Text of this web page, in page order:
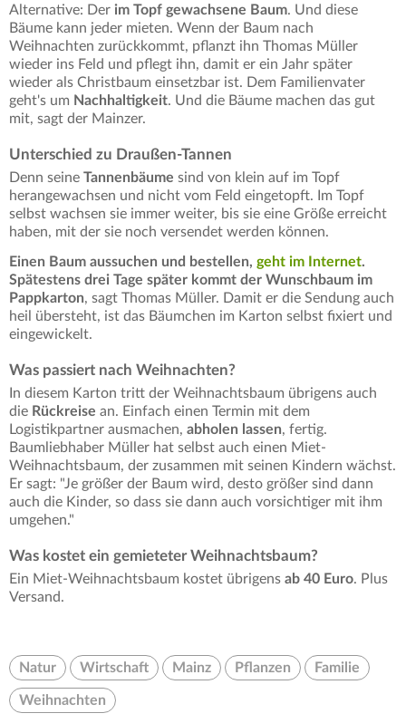
Alternative: Der im Topf gewachsene Baum. Und diese
Bäume kann jeder mieten. Wenn der Baum nach
Weihnachten zurückkommt, pflanzt ihn Thomas Müller
wieder ins Feld und pflegt ihn, damit er ein Jahr später
wieder als Christbaum einsetzbar ist. Dem Familienvater
geht's um Nachhaltigkeit. Und die Bäume machen das gut
mit, sagt der Mainzer.
Unterschied zu Draußen-Tannen
Denn seine Tannenbäume sind von klein auf im Topf
herangewachsen und nicht vom Feld eingetopft. Im Topf
selbst wachsen sie immer weiter, bis sie eine Größe erreicht
haben, mit der sie noch versendet werden können.
Einen Baum aussuchen und bestellen, geht im Internet.
Spätestens drei Tage später kommt der Wunschbaum im
Pappkarton, sagt Thomas Müller. Damit er die Sendung auch
heil übersteht, ist das Bäumchen im Karton selbst fixiert und
eingewickelt.
Was passiert nach Weihnachten?
In diesem Karton tritt der Weihnachtsbaum übrigens auch
die Rückreise an. Einfach einen Termin mit dem
Logistikpartner ausmachen, abholen lassen, fertig.
Baumliebhaber Müller hat selbst auch einen Miet-
Weihnachtsbaum, der zusammen mit seinen Kindern wächst.
Er sagt: "Je größer der Baum wird, desto größer sind dann
auch die Kinder, so dass sie dann auch vorsichtiger mit ihm
umgehen."
Was kostet ein gemieteter Weihnachtsbaum?
Ein Miet-Weihnachtsbaum kostet übrigens ab 40 Euro. Plus
Versand.
Natur Wirtschaft Mainz Pflanzen Familie
Weihnachten